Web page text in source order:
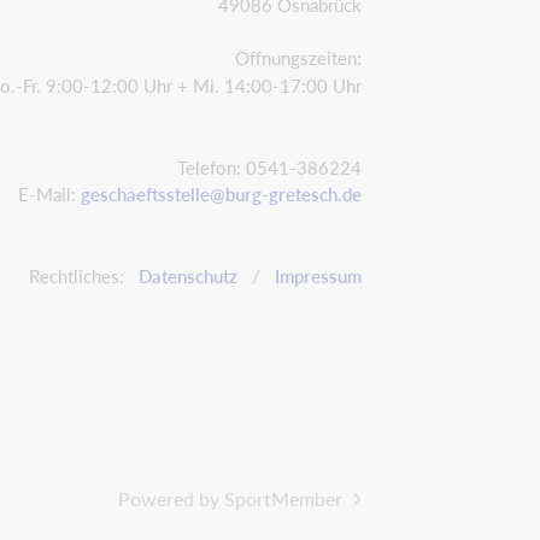
Öffnungszeiten:
Fr. 9:00-12:00 Uhr + Mi. 14:00-17:00 Uhr
Telefon: 0541-386224
E-Mail: geschaeftsstelle@burg-gretesch.de
Rechtliches: Datenschutz / Impressum
Powered by SportMember